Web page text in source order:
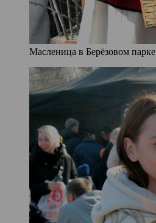
Масленица в Берёзовом